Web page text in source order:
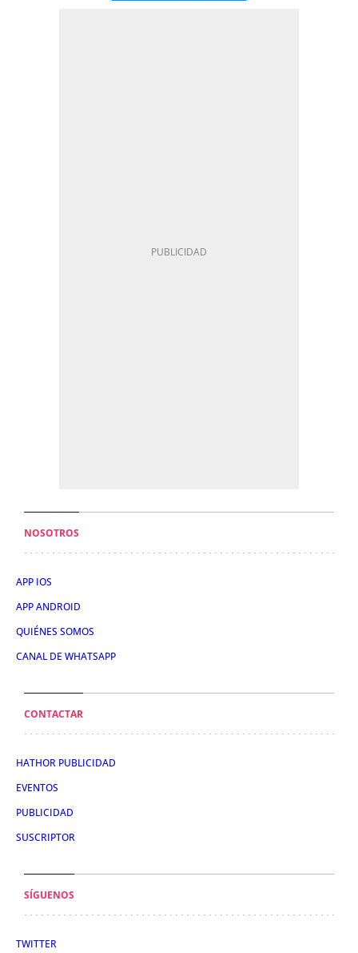
NOSOTROS
APP IOS
APP ANDROID
QUIÉNES SOMOS
CANAL DE WHATSAPP
CONTACTAR
HATHOR PUBLICIDAD
EVENTOS
PUBLICIDAD
SUSCRIPTOR
SÍGUENOS
TWITTER